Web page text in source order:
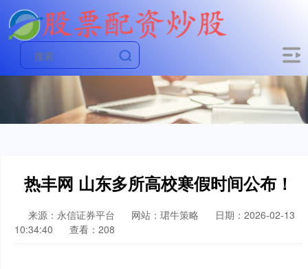
热丰网 山东多所高校寒假时间公布！
来源：永信证券平台 网站：珺牛策略
日期：2026-02-13
10:34:40
查看：208